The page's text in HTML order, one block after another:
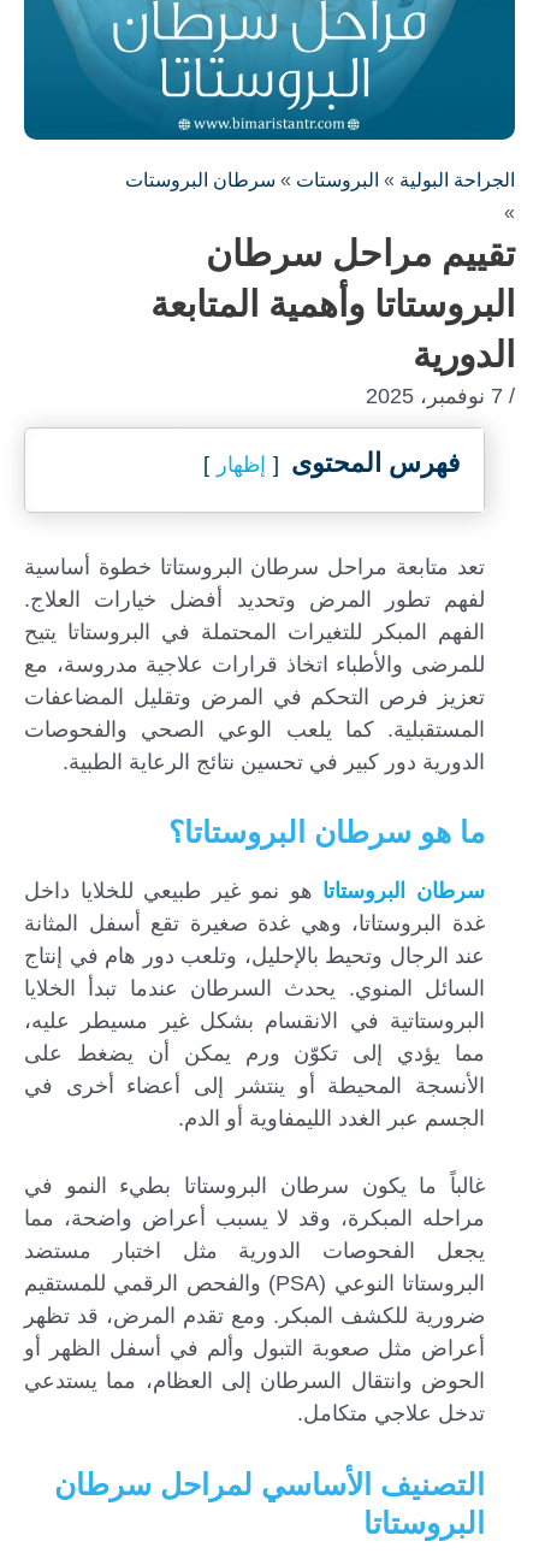
الجراحة البولية » البروستات » سرطان البروستات
»
تقييم مراحل سرطان
البروستاتا وأهمية المتابعة
الدورية
/ 7 نوفمبر، 2025
فهرس المحتوى إظهار
تعد متابعة مراحل سرطان البروستاتا خطوة أساسية
لفهم تطور المرض وتحديد أفضل خيارات العلاج.
الفهم المبكر للتغيرات المحتملة في البروستاتا يتيح
للمرضى والأطباء اتخاذ قرارات علاجية مدروسة، مع
تعزيز فرص التحكم في المرض وتقليل المضاعفات
المستقبلية. كما يلعب الوعي الصحي والفحوصات
الدورية دور كبير في تحسين نتائج الرعاية الطبية.
ما هو سرطان البروستاتا؟
سرطان البروستاتا هو نمو غير طبيعي للخلايا داخل
غدة البروستاتا، وهي غدة صغيرة تقع أسفل المثانة
عند الرجال وتحيط بالإحليل، وتلعب دور هام في إنتاج
السائل المنوي. يحدث السرطان عندما تبدأ الخلايا
البروستاتية في الانقسام بشكل غير مسيطر عليه،
مما يؤدي إلى تكوّن ورم يمكن أن يضغط على
الأنسجة المحيطة أو ينتشر إلى أعضاء أخرى في
الجسم عبر الغدد الليمفاوية أو الدم.
غالباً ما يكون سرطان البروستاتا بطيء النمو في
مراحله المبكرة، وقد لا يسبب أعراض واضحة، مما
يجعل الفحوصات الدورية مثل اختبار مستضد
البروستاتا النوعي (PSA) والفحص الرقمي للمستقيم
ضرورية للكشف المبكر. ومع تقدم المرض، قد تظهر
أعراض مثل صعوبة التبول وألم في أسفل الظهر أو
الحوض وانتقال السرطان إلى العظام، مما يستدعي
تدخل علاجي متكامل.
التصنيف الأساسي لمراحل سرطان
البروستاتا